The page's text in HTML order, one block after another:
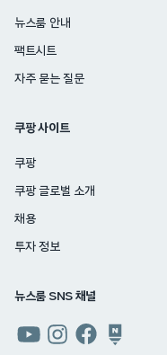
뉴스룸 안내
팩트시트
자주 묻는 질문
쿠팡 사이트
쿠팡
쿠팡 글로벌 소개
채용
투자 정보
뉴스룸 SNS 채널